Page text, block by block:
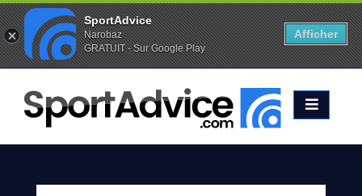
Favoris (0) Alertes (0)
ACCUEIL
SKIS
2020
SportAdvice
Narobaz
GRATUIT - Sur Google Play
Afficher